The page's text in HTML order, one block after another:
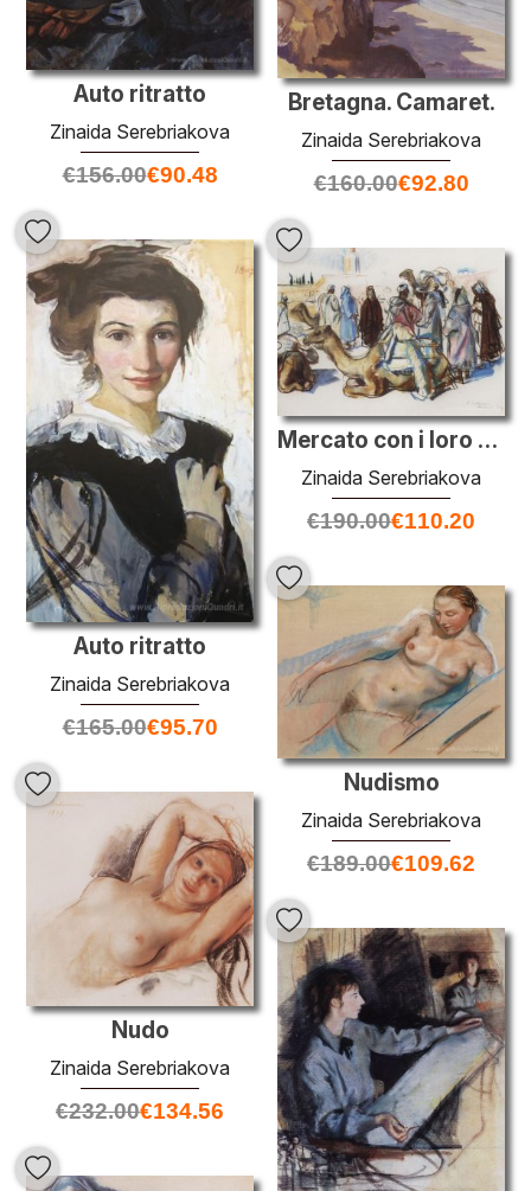
Auto ritratto
Zinaida Serebriakova
€156.00€90.48
Bretagna. Camaret.
Zinaida Serebriakova
€160.00€92.80
Auto ritratto
Zinaida Serebriakova
€165.00€95.70
Mercato con i loro cammelli. Marrakesh
Zinaida Serebriakova
€190.00€110.20
Nudismo
Zinaida Serebriakova
€189.00€109.62
Nudo
Zinaida Serebriakova
€232.00€134.56